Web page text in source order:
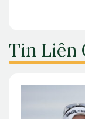
Tin Liên